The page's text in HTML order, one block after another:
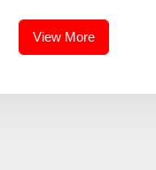
View More